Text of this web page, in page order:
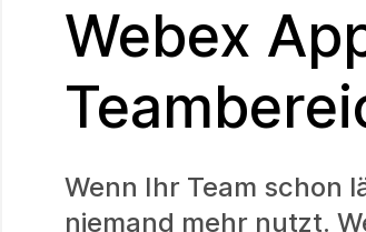
Webex
Wenn Ihr Team schon
niemand mehr nutzt.